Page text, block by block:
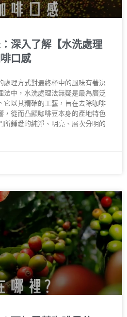
深入了解【水洗處理
口感
處理方式對最終杯中的風味有著決
法中，水洗處理法無疑是最為廣泛
它以其精確的工藝，旨在去除咖啡
，從而凸顯咖啡豆本身的產地特色
所鍾愛的純淨、明亮、層次分明的